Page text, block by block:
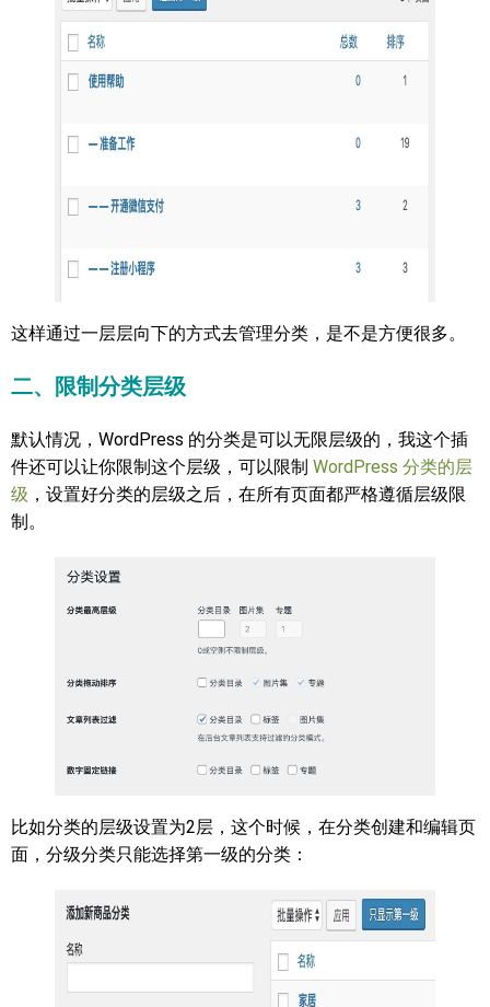
这样通过一层层向下的方式去管理分类，是不是方便很多。
二、限制分类层级
默认情况，WordPress 的分类是可以无限层级的，我这个插
件还可以让你限制这个层级，可以限制 WordPress 分类的层
级 ，设置好分类的层级之后，在所有页面都严格遵循层级限
制。
比如分类的层级设置为2层，这个时候，在分类创建和编辑页
面，分级分类只能选择第一级的分类：